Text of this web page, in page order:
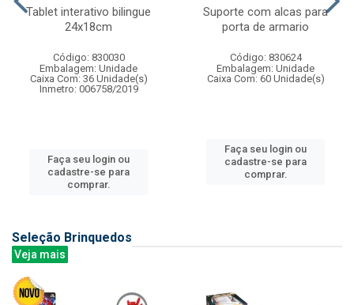
Tablet interativo bilingue
24x18cm
Código: 830030
Embalagem: Unidade
Caixa Com: 36 Unidade(s)
Inmetro: 006758/2019
Faça seu login ou
cadastre-se para
comprar.
Suporte com alcas para
porta de armario
Código: 830624
Embalagem: Unidade
Caixa Com: 60 Unidade(s)
Faça seu login ou
cadastre-se para
comprar.
Seleção Brinquedos
Veja mais